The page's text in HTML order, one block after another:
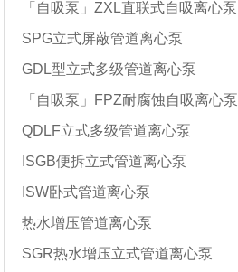
「自吸泵」ZXL直联式自吸离心泵
SPG立式屏蔽管道离心泵
GDL型立式多级管道离心泵
「自吸泵」FPZ耐腐蚀自吸离心泵
QDLF立式多级管道离心泵
ISGB便拆立式管道离心泵
ISW卧式管道离心泵
热水增压管道离心泵
SGR热水增压立式管道离心泵